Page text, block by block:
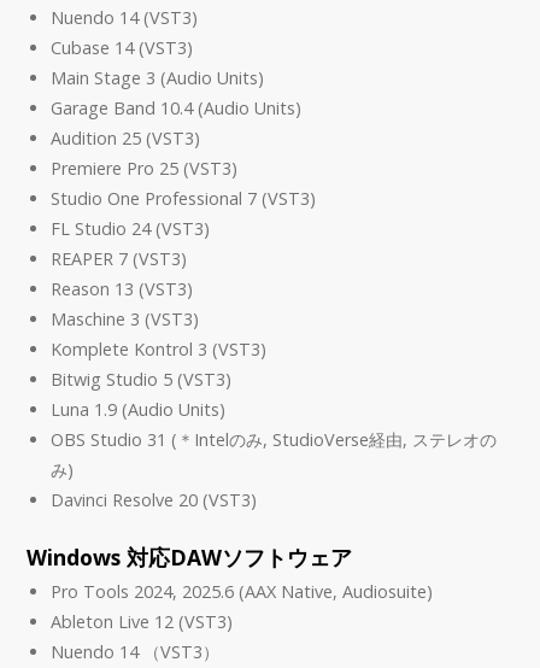
Nuendo 14 (VST3)
Cubase 14 (VST3)
Main Stage 3 (Audio Units)
Garage Band 10.4 (Audio Units)
Audition 25 (VST3)
Premiere Pro 25 (VST3)
Studio One Professional 7 (VST3)
FL Studio 24 (VST3)
REAPER 7 (VST3)
Reason 13 (VST3)
Maschine 3 (VST3)
Komplete Kontrol 3 (VST3)
Bitwig Studio 5 (VST3)
Luna 1.9 (Audio Units)
OBS Studio 31 (＊Intelのみ, StudioVerse経由, ステレオの
み)
Davinci Resolve 20 (VST3)
Windows 対応DAWソフトウェア
Pro Tools 2024, 2025.6 (AAX Native, Audiosuite)
Ableton Live 12 (VST3)
Nuendo 14 （VST3）